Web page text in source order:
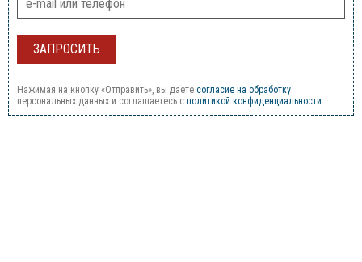
Нажимая на кнопку «Отправить», вы даете согласие на обработку
персональных данных и соглашаетесь c политикой конфиденциальности